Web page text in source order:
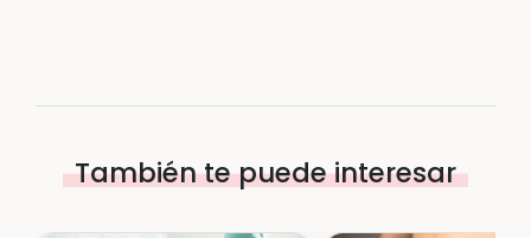
También te puede interesar